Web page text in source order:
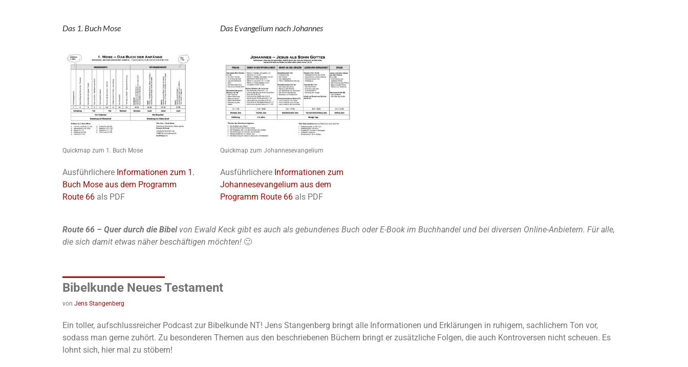
Das 1. Buch Mose
Quickmap zum 1. Buch Mose
Ausführlichere Informationen zum 1.
Buch Mose aus dem Programm
Route 66 als PDF
Das Evangelium nach Johannes
Quickmap zum Johannesevangelium
Ausführlichere Informationen zum
Johannesevangelium aus dem
Programm Route 66 als PDF
Route 66 – Quer durch die Bibel von Ewald Keck gibt es auch als gebundenes Buch oder E-Book im Buchhandel und bei diversen Online-Anbietern. Für alle,
die sich damit etwas näher beschäftigen möchten! 🙂
Bibelkunde Neues Testament
von Jens Stangenberg
Ein toller, aufschlussreicher Podcast zur Bibelkunde NT! Jens Stangenberg bringt alle Informationen und Erklärungen in ruhigem, sachlichem Ton vor,
sodass man gerne zuhört. Zu besonderen Themen aus den beschriebenen Büchern bringt er zusätzliche Folgen, die auch Kontroversen nicht scheuen. Es
lohnt sich, hier mal zu stöbern!